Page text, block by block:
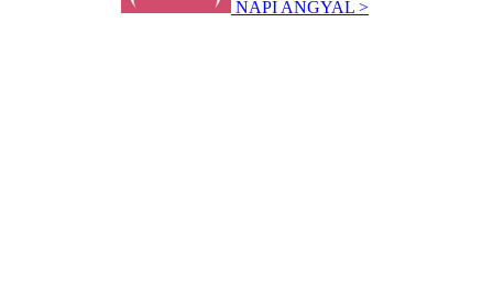
NAPI ANGYAL >